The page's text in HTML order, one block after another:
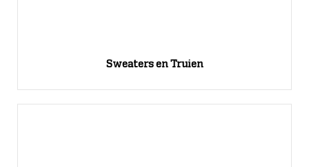
Sweaters en Truien